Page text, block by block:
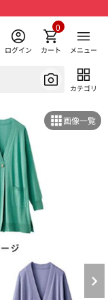
ログイン カート
0
メニュー
カテゴリ
画像一覧